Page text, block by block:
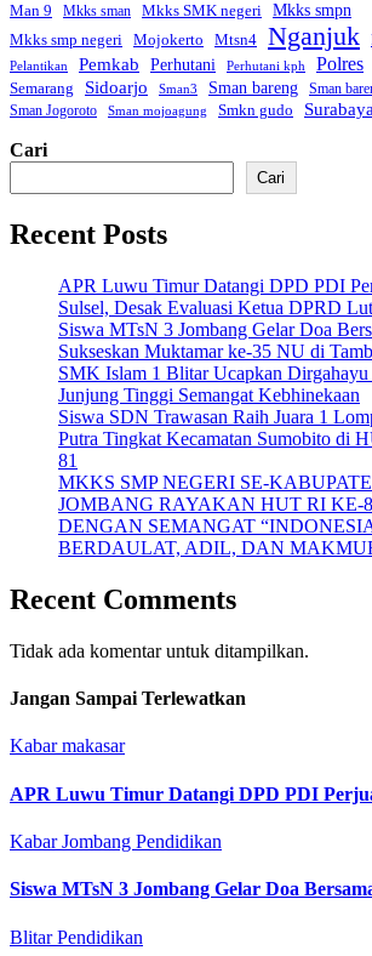
Man 9 Mkks sman Mkks SMK negeri
Mkks smpn
Mkks smp negeri
Mojokerto Mtsn4 Nganjuk
Pelantikan Pemkab Perhutani Perhutani kph Polres
Semarang Sidoarjo Sman3 Sman bareng
Sman
Sman Jogoroto
Sman mojoagung Smkn gudo Surabaya
Cari
Cari
Recent Posts
APR Luwu Timur Datangi DPD PDI
Sulsel, Desak Evaluasi Ketua DPRD
Siswa MTsN 3 Jombang Gelar Doa
Sukseskan Muktamar ke-35 NU di
SMK Islam 1 Blitar Ucapkan
Junjung Tinggi Semangat Kebhinekaan
Siswa SDN Trawasan Raih Juara 1
Putra Tingkat Kecamatan Sumobito di
81
MKKS SMP NEGERI SE-
JOMBANG RAYAKAN HUT RI KE-
DENGAN SEMANGAT
BERDAULAT, ADIL, DAN
Recent Comments
Tidak ada komentar untuk ditampilkan.
Jangan Sampai Terlewatkan
Kabar makasar
APR Luwu Timur Datangi DPD PDI
Kabar Jombang Pendidikan
Siswa MTsN 3 Jombang Gelar Doa
BlitarPendidikan